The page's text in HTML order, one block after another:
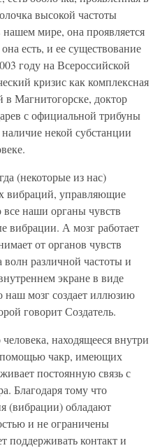
высокой частоты
мире, она проявляется
есть, и ее существование
году на Всероссийской
кризис как комплексная
Магнитогорске, доктор
с официальной трибуны
некой субстанции
(некоторые из нас)
вибраций, управляющие
все наши органы чувств
вибрации. А мозг работает
от органов чувств
различной частоты и
экране в виде
наш мозг создает иллюзию
говорит Создатель.
находящееся внутри
помощью чакр, имеющих
постоянную связь с
Благодаря тому что
(вибрации) обладают
и не ограничены
поддерживать контакт и